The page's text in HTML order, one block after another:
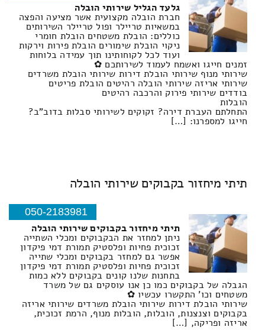
גלעד הגליל שירותי הובלה
חברת הובלה מקצועית אשר מציעה והפצה
במשאיות טריילר ופול טריילר השירותים
כוללים: הובלת משטחים הובלת חומרי
ניקוי הובלת שימורים הובלת פירות וירקות
ועוד לכל לקוחותינו תוך עמידה בלוחות
זמנים חייגו ואשמח לעמוד לשירותכם ✿
שירותי מנוף שירותי הובלת דירות שירותי הובלת משרדים
שירותי אריזה שירותי הובלה רהיטים הובלת פריטים
בודדים שירותי פירוק והרכבה רהיטים
הובלות
התחלתם העברת דירה? זקוקים לשירותי סבלות בדוב"ב?
חייגו למספרנו: […]
תיתי מיחזור בקבוקים שירותי הובלה
050-2183981
תיתי מיחזור בקבוקים שירותי הובלה
ניתן למחזר את הבקבוקים ומכלי השתייה
זכוכית פחיות ופלסטיק תמורת דמי פיקדון
אפשר גם למחזר בקבוקים ומכלי שתייה
זכוכית פחיות ופלסטיק תמורת דמי פיקדון
בתחנות שלנו קונים בקבוקים ללא כמות
הגבלה של בקבוקים כמו כן אנו עוסקים גם של משרד
משטחים וכו' התקשרו עכשיו ✿
שירותי הובלת דירות שירותי הובלת משרדים שירותי אריזה
בקבוקים וצנצנות, הובלות, הובלות מנוף, הרמת זכוכית,
אריזה ופריקה, […]